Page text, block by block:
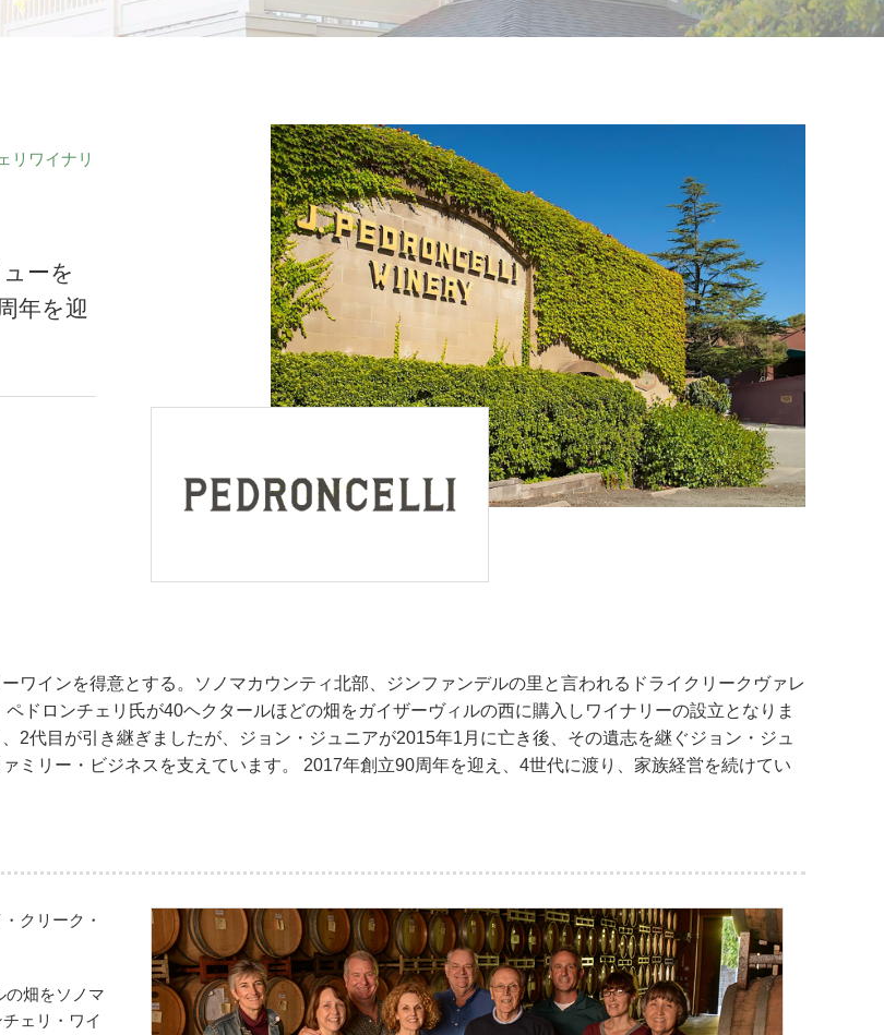
リワイナリ
ーを
年を迎
ワインを得意とする。ソノマカウンティ北部、ジンファンデルの里と言われるドライクリークヴァレ
ドロンチェリ氏が40ヘクタールほどの畑をガイザーヴィルの西に購入しワイナリーの設立となりま
2代目が引き継ぎましたが、ジョン・ジュニアが2015年1月に亡き後、その遺志を継ぐジョン・ジュ
ミリー・ビジネスを支えています。 2017年創立90周年を迎え、4世代に渡り、家族経営を続けてい
クリーク・
の畑をソノマ
ェリ・ワイ